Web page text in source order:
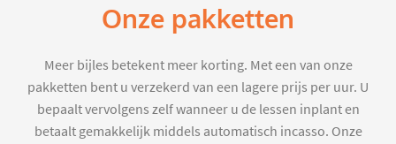
Onze pakketten
Meer bijles betekent meer korting. Met een van onze
pakketten bent u verzekerd van een lagere prijs per uur. U
bepaalt vervolgens zelf wanneer u de lessen inplant en
betaalt gemakkelijk middels automatisch incasso. Onze